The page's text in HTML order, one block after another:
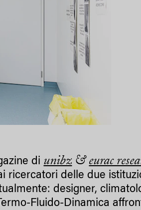
di unibz&eurac
ricercatori delle due
designer,
Fluido-Dinamica